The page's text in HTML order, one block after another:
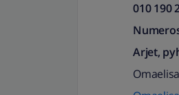
010 190
Arjet,